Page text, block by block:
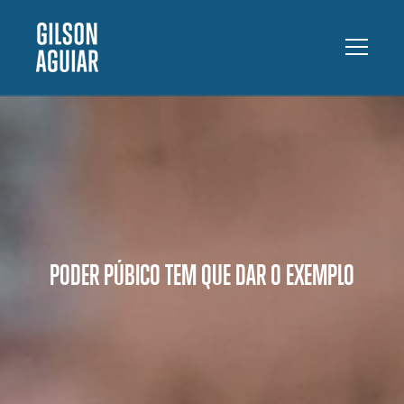
PODER PÚBICO TEM QUE DAR O EXEMPLO